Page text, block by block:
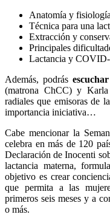
Anatomía y
Técnica para una
Extracción y
Principales
Lactancia y
Además, podrás escuchar
(matrona ChCC) y Karla
radiales que emisoras de
importancia iniciativa…
Cabe mencionar la
celebra en más de 120
Declaración de Inocenti
lactancia materna,
objetivo es crear
que permita a las
primeros seis meses y a
o más.